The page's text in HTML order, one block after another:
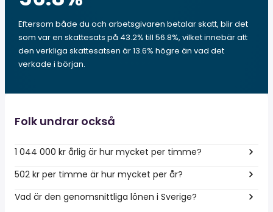
Eftersom både du och arbetsgivaren betalar skatt, blir det
som var en skattesats på 43.2% till 56.8%, vilket innebär att
den verkliga skattesatsen är 13.6% högre än vad det
verkade i början.
Folk undrar också
1 044 000 kr årlig är hur mycket per timme?
502 kr per timme är hur mycket per år?
Vad är den genomsnittliga lönen i Sverige?